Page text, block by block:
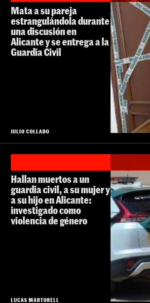
Mata a su pareja
estrangulándola durante
una discusión en
Alicante y se entrega a la
Guardia Civil
JULIO COLLADO
Hallan muertos a un
guardia civil, a su mujer y
a su hijo en Alicante:
investigado como
violencia de género
LUCAS MARTORELL